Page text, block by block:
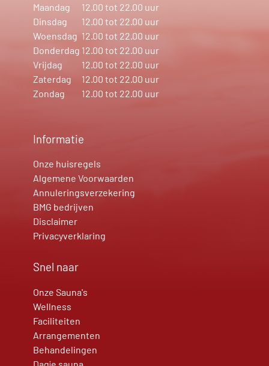
Maandag
12.00 tot 22.00 uur
Dinsdag
12.00 tot 22.00 uur
Woensdag 12.00 tot 22.00 uur
Donderdag 12.00 tot 22.00 uur
Vrijdag
12.00 tot 22.00 uur
Zaterdag
12.00 tot 22.00 uur
Zondag
12.00 tot 22.00 uur
Informatie
Onze huisregels
Algemene Voorwaarden
Annuleringsverzekering
BMG bedrijven
Disclaimer
Privacyverklaring
Snel naar
Onze Sauna's
Wellness
Faciliteiten
Arrangementen
Behandelingen